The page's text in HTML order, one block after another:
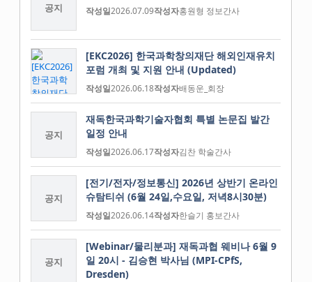
공지 작성일2026.07.09작성자홍원형 정보간사
[EKC2026] 한국과학창의재단 해외인재유치
포럼 개최 및 지원 안내 (Updated)
작성일2026.06.18작성자배동운_회장
공지
재독한국과학기술자협회 특별 논문집 발간
일정 안내
작성일2026.06.17작성자김찬 학술간사
공지
[전기/전자/정보통신] 2026년 상반기 온라인
슈탐티쉬 (6월 24일,수요일, 저녁8시30분)
작성일2026.06.14작성자한슬기 홍보간사
공지
[Webinar/물리분과] 재독과협 웨비나 6월 9
일 20시 - 김승현 박사님 (MPI-CPfS,
Dresden)